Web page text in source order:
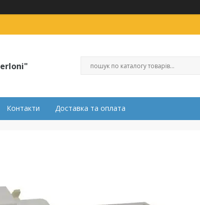
Контакти Доставка та оплата